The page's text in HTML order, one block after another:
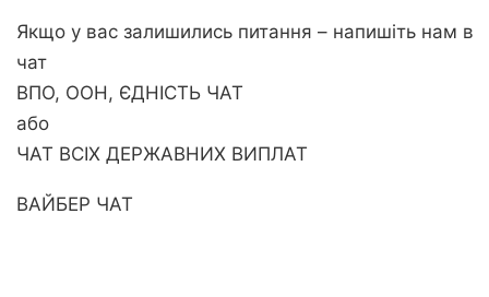
Якщо у вас залишились питання – напишіть нам в
чат
ВПО, ООН, ЄДНІСТЬ ЧАТ
або
ЧАТ ВСІХ ДЕРЖАВНИХ ВИПЛАТ
ВАЙБЕР ЧАТ